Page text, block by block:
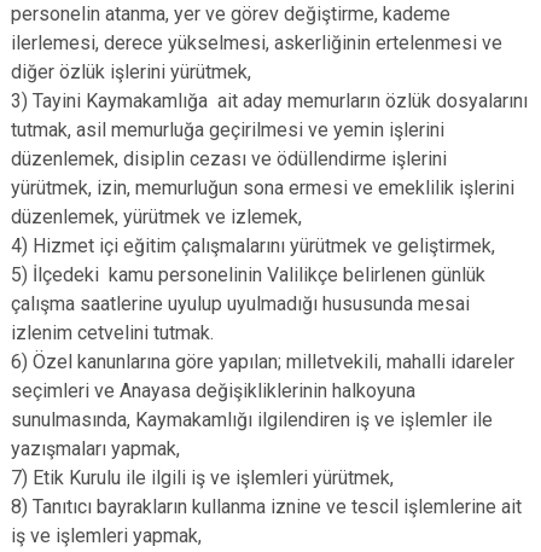
personelin atanma, yer ve görev değiştirme, kademe
ilerlemesi, derece yükselmesi, askerliğinin ertelenmesi ve
diğer özlük işlerini yürütmek,
3) Tayini Kaymakamlığa ait aday memurların özlük dosyalarını
tutmak, asil memurluğa geçirilmesi ve yemin işlerini
düzenlemek, disiplin cezası ve ödüllendirme işlerini
yürütmek, izin, memurluğun sona ermesi ve emeklilik işlerini
düzenlemek, yürütmek ve izlemek,
4) Hizmet içi eğitim çalışmalarını yürütmek ve geliştirmek,
5) İlçedeki kamu personelinin Valilikçe belirlenen günlük
çalışma saatlerine uyulup uyulmadığı hususunda mesai
izlenim cetvelini tutmak.
6) Özel kanunlarına göre yapılan; milletvekili, mahalli idareler
seçimleri ve Anayasa değişikliklerinin halkoyuna
sunulmasında, Kaymakamlığı ilgilendiren iş ve işlemler ile
yazışmaları yapmak,
7) Etik Kurulu ile ilgili iş ve işlemleri yürütmek,
8) Tanıtıcı bayrakların kullanma iznine ve tescil işlemlerine ait
iş ve işlemleri yapmak,